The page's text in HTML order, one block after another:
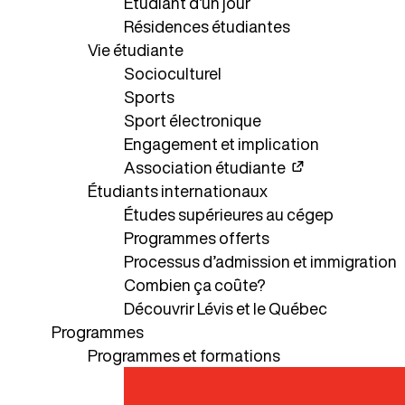
Résidences étudiantes
Vie étudiante
Socioculturel
Sports
Sport électronique
Engagement et implication
Association étudiante
Étudiants internationaux
Études supérieures au cégep
Programmes offerts
Processus d’admission et immigration
Combien ça coûte?
Découvrir Lévis et le Québec
Programmes
Programmes et formations